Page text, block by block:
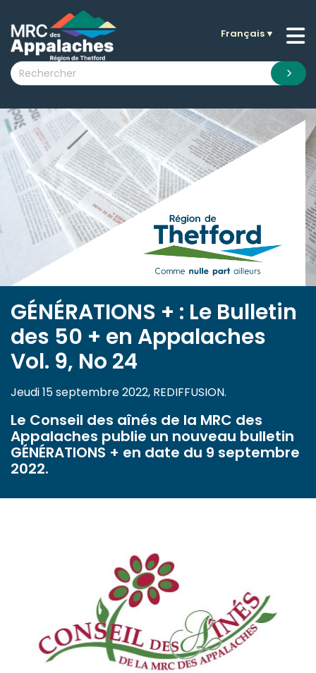
submenu (La MRC )
submenu (Citoyens )
submenu (Visiteurs )
submenu (Nouvelles )
submenu (Documentation )
Français▼
GÉNÉRATIONS + : Le Bulletin
des 50 + en Appalaches
Vol. 9, No 24
Jeudi 15 septembre 2022, REDIFFUSION.
Le Conseil des aînés de la MRC des
Appalaches publie un nouveau bulletin
GÉNÉRATIONS + en date du 9 septembre
2022.